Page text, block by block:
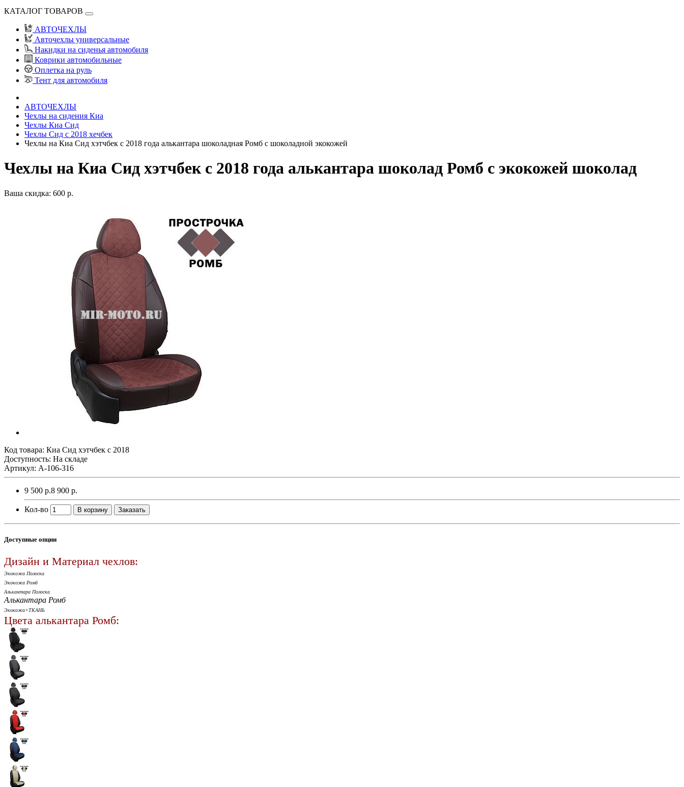
КАТАЛОГ ТОВАРОВ
АВТОЧЕХЛЫ
Авточехлы универсальные
Накидки на сиденья автомобиля
Коврики автомобильные
Оплетка на руль
Тент для автомобиля
АВТОЧЕХЛЫ
Чехлы на сидения Киа
Чехлы Киа Сид
Чехлы Сид с 2018 хечбек
Чехлы на Киа Сид хэтчбек с 2018 года алькантара шоколадная Ромб с шоколадной экокожей
Чехлы на Киа Сид хэтчбек с 2018 года алькантара шоколад Ромб с экокожей шоколад
Ваша скидка: 600 р.
Код товара: Киа Сид хэтчбек с 2018
Доступность: На складе
Артикул: A-106-316
9 500 р.8 900 р.
Кол-во В корзину Заказать
Доступные опции
Дизайн и Материал чехлов:
Экокожа Полоска
Экокожа Ромб
Алькантара Полоска
Алькантара Ромб
Экокожа+ТКАНЬ
Цвета алькантара Ромб: